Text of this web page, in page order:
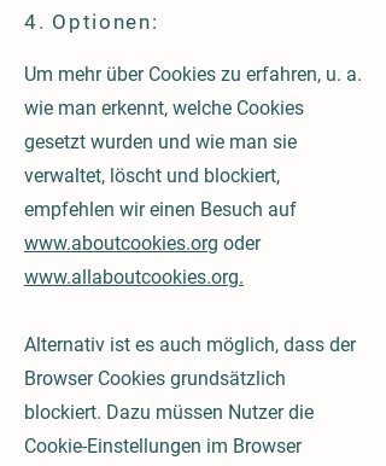
4. Optionen:
Um mehr über Cookies zu erfahren, u. a.
wie man erkennt, welche Cookies
gesetzt wurden und wie man sie
verwaltet, löscht und blockiert,
empfehlen wir einen Besuch auf
www.aboutcookies.org oder
www.allaboutcookies.org.
Alternativ ist es auch möglich, dass der
Browser Cookies grundsätzlich
blockiert. Dazu müssen Nutzer die
Cookie-Einstellungen im Browser